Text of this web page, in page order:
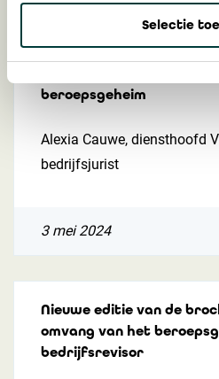
Selectie
Ontwikkelingen in de
beroepsgeheim
Alexia Cauwe, diensthoofd
bedrijfsjurist
3 mei 2024
Nieuwe editie van de
omvang van het
bedrijfsrevisor